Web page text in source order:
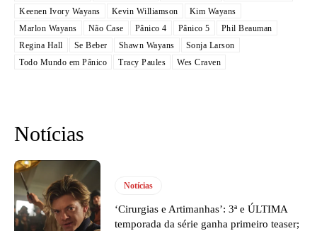
Keenen Ivory Wayans
Kevin Williamson
Kim Wayans
Marlon Wayans
Não Case Pânico 4 Pânico 5
Phil Beauman
Regina Hall
Se Beber Shawn Wayans
Sonja Larson
Todo Mundo em Pânico
Tracy Paules Wes Craven
Notícias
Notícias
‘Cirurgias e Artimanhas’: 3ª e ÚLTIMA
temporada da série ganha primeiro teaser;